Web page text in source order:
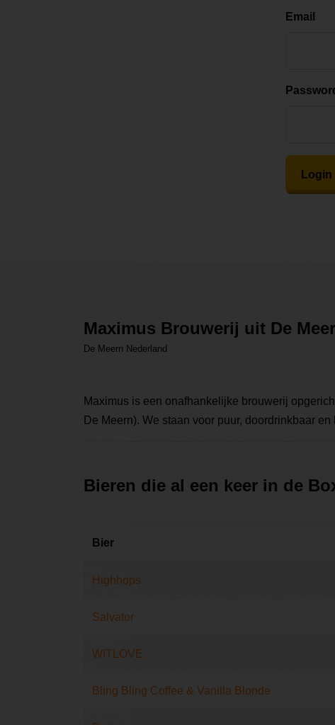
Email
Login
Maximus Brouwerij uit De
De Meern Nederland
Maximus is een onafhankelijke brouwerij
De Meern). We staan voor puur, doordrinkbaar
Bieren die al een keer in de
Bier
Highhops
Salvator
WITLOVE
Bling Bling Coffee & Vanilla Blonde